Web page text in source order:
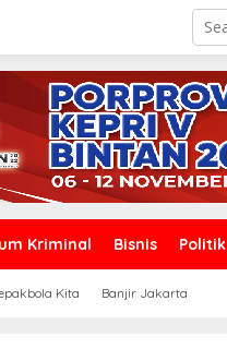
Kriminal Bisnis Politik
Kita Banjir Jakarta